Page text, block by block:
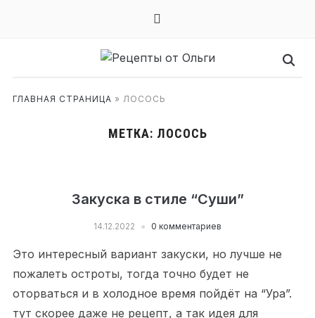
mail
ГЛАВНАЯ СТРАНИЦА » ЛОСОСЬ
МЕТКА: ЛОСОСЬ
Закуска в стиле “Суши”
14.12.2022 0 комментариев
Это интересный вариант закуски, но лучше не
пожалеть остроты, тогда точно будет не
оторваться и в холодное время пойдёт на “Ура”.
тут скорее даже не рецепт, а так идея для